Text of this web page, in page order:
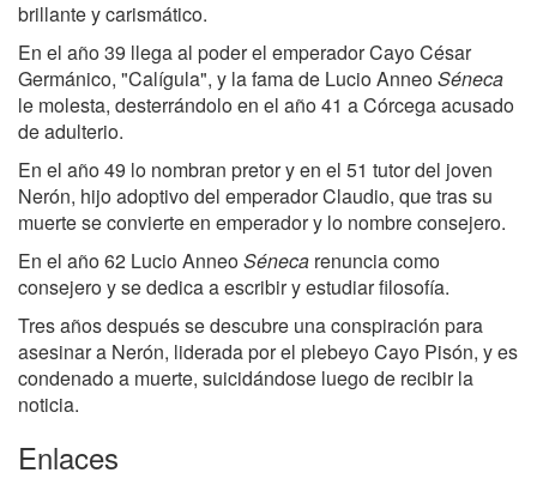
brillante y carismático.
En el año 39 llega al poder el emperador Cayo César
Germánico, "Calígula", y la fama de Lucio AnneoSéneca
le molesta, desterrándolo en el año 41 a Córcega acusado
de adulterio.
En el año 49 lo nombran pretor y en el 51 tutor del joven
Nerón, hijo adoptivo del emperador Claudio, que tras su
muerte se convierte en emperador y lo nombre consejero.
En el año 62 Lucio AnneoSéneca renuncia como
consejero y se dedica a escribir y estudiar filosofía.
Tres años después se descubre una conspiración para
asesinar a Nerón, liderada por el plebeyo Cayo Pisón, y es
condenado a muerte, suicidándose luego de recibir la
noticia.
Enlaces